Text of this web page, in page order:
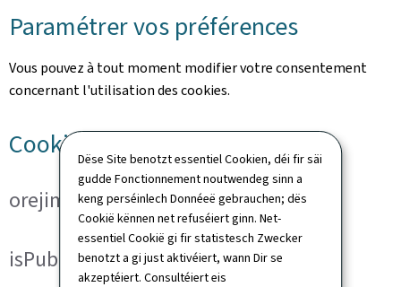
Dëse Site benotzt essentiel Cookien, déi fir säi
gudde Fonctionnement noutwendeg sinn a
keng perséinlech Donnéeë gebrauchen; dës
Cookië kënnen net refuséiert ginn. Net-
essentiel Cookië gi fir statistesch Zwecker
benotzt a gi just aktivéiert, wann Dir se
akzeptéiert. Consultéiert eis
Paramétrer vos préférences
Vous pouvez à tout moment modifier votre consentement
concernant l'utilisation des cookies.
Cookies techniques
orejime
isPublicWebsite